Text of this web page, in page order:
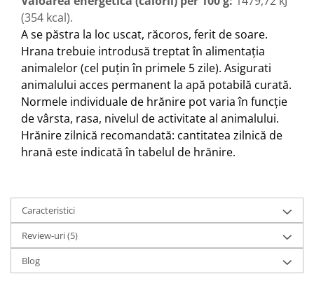
(354 kcal).
A se păstra la loc uscat, răcoros, ferit de soare.
Hrana trebuie introdusă treptat în alimentația
animalelor (cel puțin în primele 5 zile). Asigurati
animalului acces permanent la apă potabilă curată.
Normele individuale de hrănire pot varia în funcție
de vârsta, rasa, nivelul de activitate al animalului.
Hrănire zilnică recomandată: cantitatea zilnică de
hrană este indicată în tabelul de hrănire.
Caracteristici
Review-uri(5)
Blog